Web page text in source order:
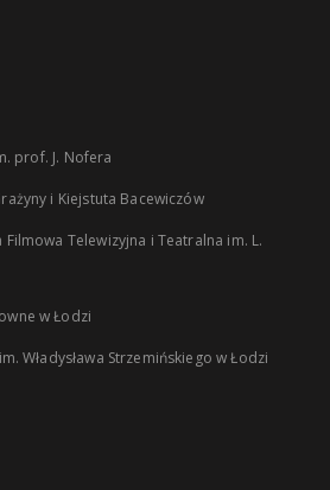
prof. J. Nofera
i Kiejstuta Bacewiczów
Filmowa Telewizyjna i Teatralna im. L.
w Łodzi
Władysława Strzemińskiego w Łodzi